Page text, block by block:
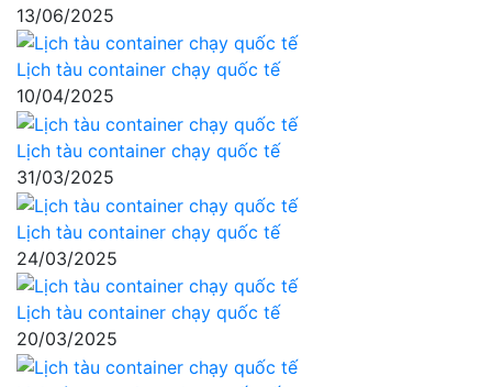
13/06/2025
Lịch tàu container chạy quốc tế
10/04/2025
Lịch tàu container chạy quốc tế
31/03/2025
Lịch tàu container chạy quốc tế
24/03/2025
Lịch tàu container chạy quốc tế
20/03/2025